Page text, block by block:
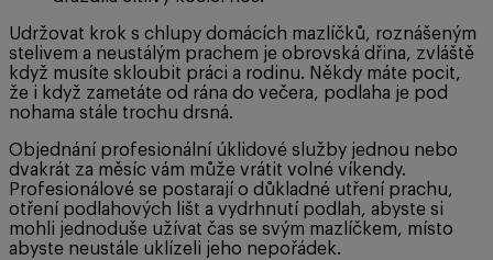
Udržovat krok s chlupy domácích mazlíčků, roznášeným
stelivem a neustálým prachem je obrovská dřina, zvláště
když musíte skloubit práci a rodinu. Někdy máte pocit,
že i když zametáte od rána do večera, podlaha je pod
nohama stále trochu drsná.
Objednání profesionální úklidové služby jednou nebo
dvakrát za měsíc vám může vrátit volné víkendy.
Profesionálové se postarají o důkladné utření prachu,
otření podlahových lišt a vydrhnutí podlah, abyste si
mohli jednoduše užívat čas se svým mazlíčkem, místo
abyste neustále uklízeli jeho nepořádek.